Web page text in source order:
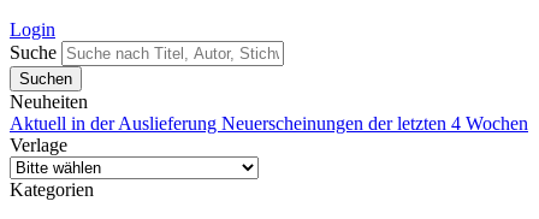
Login
Suche
Neuheiten
Aktuell in der Auslieferung Neuerscheinungen der letzten 4 Wochen
Verlage
Kategorien